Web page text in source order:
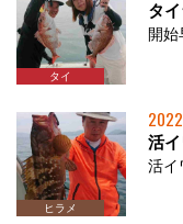
タイ
タ
開始
アコウ
タイ
ハマチ
ヒラメ
活
活イ